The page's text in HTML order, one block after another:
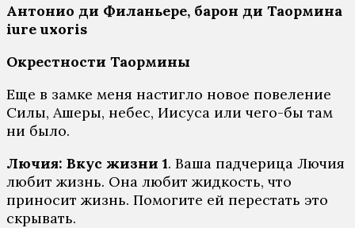
Антонио ди Филаньере, барон ди Таормина
iure uxoris
Окрестности Таормины
Еще в замке меня настигло новое повеление
Силы, Ашеры, небес, Иисуса или чего-бы там
ни было.
Лючия: Вкус жизни 1. Ваша падчерица Лючия
любит жизнь. Она любит жидкость, что
приносит жизнь. Помогите ей перестать это
скрывать.